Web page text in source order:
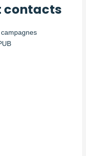
contacts